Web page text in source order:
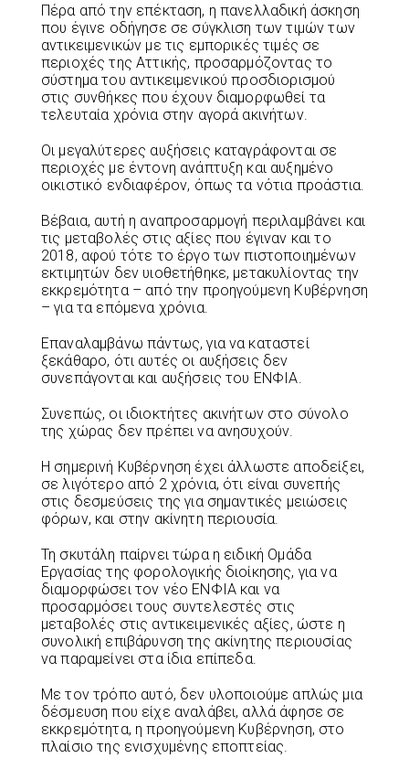
Πέρα από την επέκταση, η πανελλαδική άσκηση
που έγινε οδήγησε σε σύγκλιση των τιμών των
αντικειμενικών με τις εμπορικές τιμές σε
περιοχές της Αττικής, προσαρμόζοντας το
σύστημα του αντικειμενικού προσδιορισμού
στις συνθήκες που έχουν διαμορφωθεί τα
τελευταία χρόνια στην αγορά ακινήτων.
Οι μεγαλύτερες αυξήσεις καταγράφονται σε
περιοχές με έντονη ανάπτυξη και αυξημένο
οικιστικό ενδιαφέρον, όπως τα νότια προάστια.
Βέβαια, αυτή η αναπροσαρμογή περιλαμβάνει και
τις μεταβολές στις αξίες που έγιναν και το
2018, αφού τότε το έργο των πιστοποιημένων
εκτιμητών δεν υιοθετήθηκε, μετακυλίοντας την
εκκρεμότητα – από την προηγούμενη Κυβέρνηση
– για τα επόμενα χρόνια.
Επαναλαμβάνω πάντως, για να καταστεί
ξεκάθαρο, ότι αυτές οι αυξήσεις δεν
συνεπάγονται και αυξήσεις του ΕΝΦΙΑ.
Συνεπώς, οι ιδιοκτήτες ακινήτων στο σύνολο
της χώρας δεν πρέπει να ανησυχούν.
Η σημερινή Κυβέρνηση έχει άλλωστε αποδείξει,
σε λιγότερο από 2 χρόνια, ότι είναι συνεπής
στις δεσμεύσεις της για σημαντικές μειώσεις
φόρων, και στην ακίνητη περιουσία.
Τη σκυτάλη παίρνει τώρα η ειδική Ομάδα
Εργασίας της φορολογικής διοίκησης, για να
διαμορφώσει τον νέο ΕΝΦΙΑ και να
προσαρμόσει τους συντελεστές στις
μεταβολές στις αντικειμενικές αξίες, ώστε η
συνολική επιβάρυνση της ακίνητης περιουσίας
να παραμείνει στα ίδια επίπεδα.
Με τον τρόπο αυτό, δεν υλοποιούμε απλώς μια
δέσμευση που είχε αναλάβει, αλλά άφησε σε
εκκρεμότητα, η προηγούμενη Κυβέρνηση, στο
πλαίσιο της ενισχυμένης εποπτείας.